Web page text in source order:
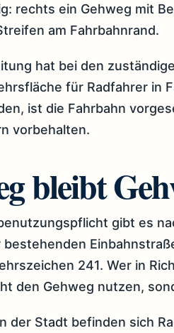
rechts ein Gehweg mit
am Fahrbahnrand.
hat bei den
für Radfahrer in
ist die Fahrbahn
vorbehalten.
bleibt
gibt es
241. Wer in
den Gehweg nutzen,
der Stadt befinden sich